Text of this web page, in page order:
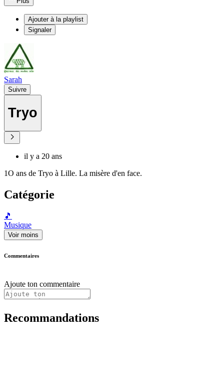
Ajouter à la playlist
Signaler
Sarah
Suivre
Tryo
il y a 20 ans
1O ans de Tryo à Lille. La misère d'en face.
Catégorie
🎵
Musique
Voir moins
Commentaires
Ajoute ton commentaire
Recommandations